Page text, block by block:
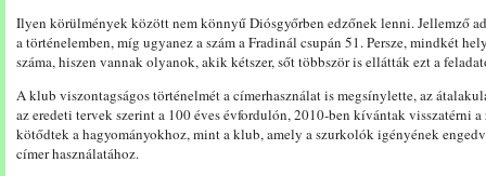
Ilyen körülmények között nem könnyű Diósgyőrben edzőnek lenni. Jellemző
a történelemben, míg ugyanez a szám a Fradinál csupán 51. Persze, mindkét
száma, hiszen vannak olyanok, akik kétszer, sőt többször is ellátták ezt a
A klub viszontagságos történelmét a címerhasználat is megsínylette, az
az eredeti tervek szerint a 100 éves évfordulón, 2010-ben kívántak visszatérni
kötődtek a hagyományokhoz, mint a klub, amely a szurkolók igényének
címer használatához.